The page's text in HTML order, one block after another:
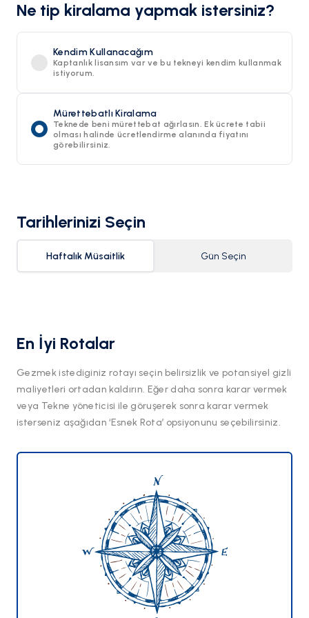
Ne tip kiralama yapmak istersiniz?
Kendim Kullanacağım
Kaptanlık lisansım var ve bu tekneyi kendim kullanmak
istiyorum.
Mürettebatlı Kiralama
Teknede beni mürettebat ağırlasın. Ek ücrete tabii
olması halinde ücretlendirme alanında fiyatını
görebilirsiniz.
Tarihlerinizi Seçin
Haftalık Müsaitlik Gün Seçin
En İyi Rotalar
Gezmek istediginiz rotayı seçin belirsizlik ve potansiyel gizli
maliyetleri ortadan kaldırın. Eğer daha sonra karar vermek
veya Tekne yöneticisi ile göruşerek sonra karar vermek
isterseniz aşağıdan ‘Esnek Rota’ opsiyonunu seçebilirsiniz.